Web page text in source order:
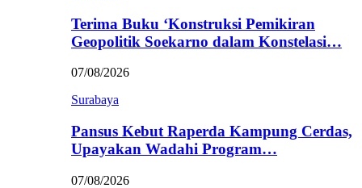
Terima Buku ‘Konstruksi Pemikiran
Geopolitik Soekarno dalam Konstelasi…
07/08/2026
Surabaya
Pansus Kebut Raperda Kampung Cerdas,
Upayakan Wadahi Program…
07/08/2026